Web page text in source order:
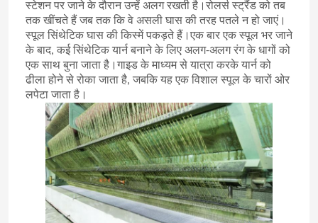
स्टेशन पर जाने के दौरान उन्हें अलग रखती है।रोलर्स स्ट्रैंड को तब
तक खींचते हैं जब तक कि वे असली घास की तरह पतले न हो जाएं।
स्पूल सिंथेटिक घास की किस्में पकड़ते हैं।एक बार एक स्पूल भर जाने
के बाद, कई सिंथेटिक यार्न बनाने के लिए अलग-अलग रंग के धागों को
एक साथ बुना जाता है।गाइड के माध्यम से यात्रा करके यार्न को
ढीला होने से रोका जाता है, जबकि यह एक विशाल स्पूल के चारों ओर
लपेटा जाता है।